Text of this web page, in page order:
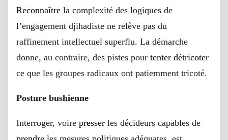
Reconnaître la complexité des logiques de
l’engagement djihadiste ne relève pas du
raffinement intellectuel superflu. La démarche
donne, au contraire, des pistes pour tenter détricoter
ce que les groupes radicaux ont patiemment tricoté.
Posture bushienne
Interroger, voire presser les décideurs capables de